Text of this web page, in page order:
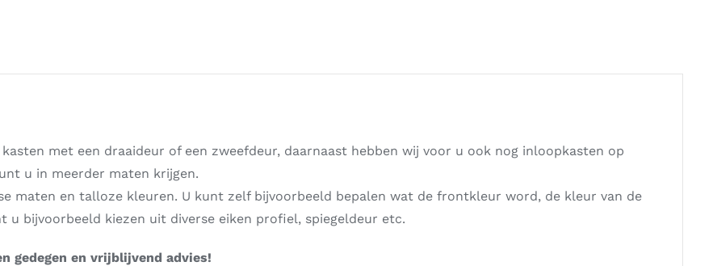
met een draaideur of een zweefdeur, daarnaast hebben wij voor u ook nog inloopkasten op
u in meerder maten krijgen.
maten en talloze kleuren. U kunt zelf bijvoorbeeld bepalen wat de frontkleur word, de kleur van de
u bijvoorbeeld kiezen uit diverse eiken profiel, spiegeldeur etc.
gedegen en vrijblijvend advies!